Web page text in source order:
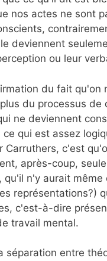
nos actes ne sont
deviennent
ou leur
du fait qu'on
du processus de
ne deviennent
ce qui est assez
Carruthers, c'est
après-coup,
qu'il n'y aurait même
représentations?)
c'est-à-dire
travail mental.
séparation entre